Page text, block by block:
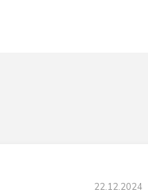
22.12.2024